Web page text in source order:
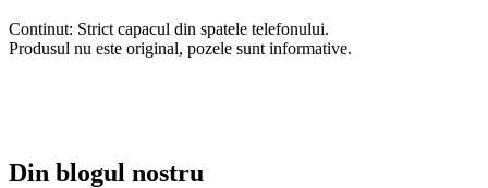
Continut: Strict capacul din spatele telefonului.
Produsul nu este original, pozele sunt informative.
Din blogul nostru